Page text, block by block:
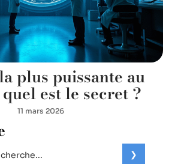
plus puissante au
est le secret ?
11 mars 2026